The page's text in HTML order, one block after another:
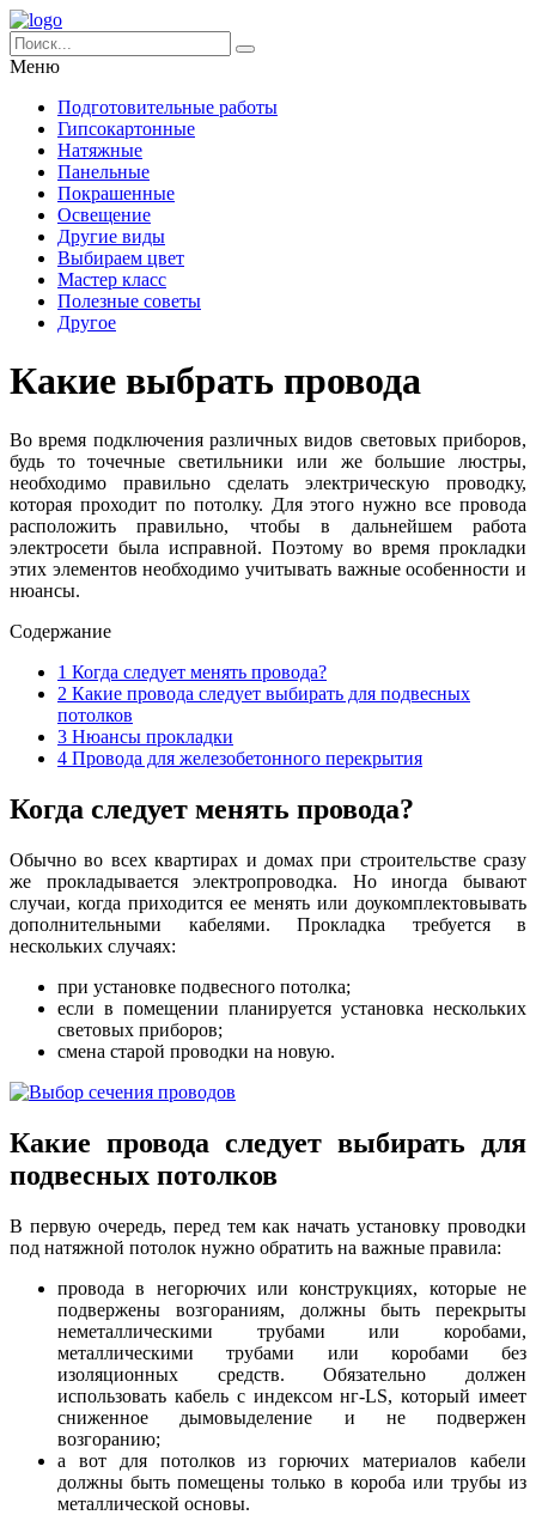
Меню
Подготовительные работы
Гипсокартонные
Натяжные
Панельные
Покрашенные
Освещение
Другие виды
Выбираем цвет
Мастер класс
Полезные советы
Другое
Какие выбрать провода
Во время подключения различных видов световых приборов,
будь то точечные светильники или же большие люстры,
необходимо правильно сделать электрическую проводку,
которая проходит по потолку. Для этого нужно все провода
расположить правильно, чтобы в дальнейшем работа
электросети была исправной. Поэтому во время прокладки
этих элементов необходимо учитывать важные особенности и
нюансы.
Содержание
1 Когда следует менять провода?
2 Какие провода следует выбирать для подвесных
потолков
3 Нюансы прокладки
4 Провода для железобетонного перекрытия
Когда следует менять провода?
Обычно во всех квартирах и домах при строительстве сразу
же прокладывается электропроводка. Но иногда бывают
случаи, когда приходится ее менять или доукомплектовывать
дополнительными кабелями. Прокладка требуется в
нескольких случаях:
при установке подвесного потолка;
если в помещении планируется установка нескольких
световых приборов;
смена старой проводки на новую.
Какие провода следует выбирать для
подвесных потолков
В первую очередь, перед тем как начать установку проводки
под натяжной потолок нужно обратить на важные правила:
провода в негорючих или конструкциях, которые не
подвержены возгораниям, должны быть перекрыты
неметаллическими трубами или коробами,
металлическими трубами или коробами без
изоляционных средств. Обязательно должен
использовать кабель с индексом нг-LS, который имеет
сниженное дымовыделение и не подвержен
возгоранию;
а вот для потолков из горючих материалов кабели
должны быть помещены только в короба или трубы из
металлической основы.